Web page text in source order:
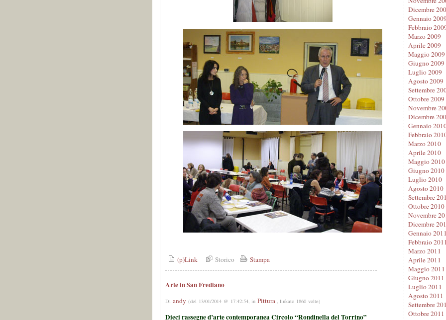
(p)Link Storico Stampa
Arte in San Frediano
Di andy (del 13/01/2014 @ 17:42:54, in Pittura , linkato 1860 volte)
Dieci rassegne d’arte contemporanea Circolo “Rondinella del Torrino”
Dicembre
Gennaio 2009
Febbraio
Marzo 2009
Aprile 2009
Maggio 2009
Giugno 2009
Luglio 2009
Agosto 2009
Settembre
Ottobre 2009
Novembre
Dicembre
Gennaio
Febbraio
Marzo 2010
Aprile 2010
Maggio 2010
Giugno 2010
Luglio 2010
Agosto 2010
Settembre
Ottobre 2010
Novembre
Dicembre
Gennaio 2011
Febbraio 2011
Marzo 2011
Aprile 2011
Maggio 2011
Giugno 2011
Luglio 2011
Agosto 2011
Settembre
Ottobre 2011